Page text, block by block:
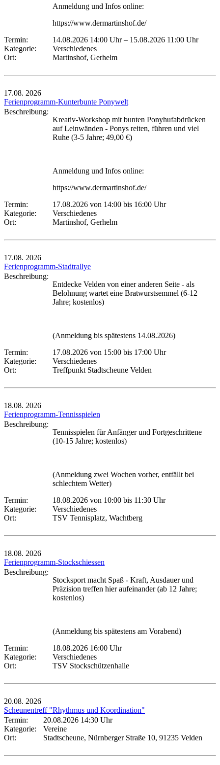
Anmeldung und Infos online:
https://www.dermartinshof.de/
Termin:
14.08.2026 14:00 Uhr– 15.08.2026 11:00 Uhr
Kategorie:
Verschiedenes
Ort:
Martinshof, Gerhelm
17.08. 2026
Ferienprogramm-Kunterbunte Ponywelt
Beschreibung:
Kreativ-Workshop mit bunten Ponyhufabdrücken
auf Leinwänden - Ponys reiten, führen und viel
Ruhe (3-5 Jahre; 49,00 €)
Anmeldung und Infos online:
https://www.dermartinshof.de/
Termin:
17.08.2026 von 14:00 bis 16:00 Uhr
Kategorie:
Verschiedenes
Ort:
Martinshof, Gerhelm
17.08. 2026
Ferienprogramm-Stadtrallye
Beschreibung:
Entdecke Velden von einer anderen Seite - als
Belohnung wartet eine Bratwurstsemmel (6-12
Jahre; kostenlos)
(Anmeldung bis spätestens 14.08.2026)
Termin:
17.08.2026 von 15:00 bis 17:00 Uhr
Kategorie:
Verschiedenes
Ort:
Treffpunkt Stadtscheune Velden
18.08. 2026
Ferienprogramm-Tennisspielen
Beschreibung:
Tennisspielen für Anfänger und Fortgeschrittene
(10-15 Jahre; kostenlos)
(Anmeldung zwei Wochen vorher, entfällt bei
schlechtem Wetter)
Termin:
18.08.2026 von 10:00 bis 11:30 Uhr
Kategorie:
Verschiedenes
Ort:
TSV Tennisplatz, Wachtberg
18.08. 2026
Ferienprogramm-Stockschiessen
Beschreibung:
Stocksport macht Spaß - Kraft, Ausdauer und
Präzision treffen hier aufeinander (ab 12 Jahre;
kostenlos)
(Anmeldung bis spätestens am Vorabend)
Termin:
18.08.2026 16:00 Uhr
Kategorie:
Verschiedenes
Ort:
TSV Stockschützenhalle
20.08. 2026
Scheunentreff "Rhythmus und Koordination"
Termin:
20.08.2026 14:30 Uhr
Kategorie:
Vereine
Ort:
Stadtscheune, Nürnberger Straße 10, 91235 Velden